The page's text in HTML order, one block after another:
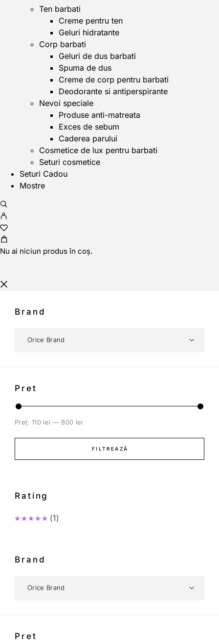
Ten barbati
Creme pentru ten
Geluri hidratante
Corp barbati
Geluri de dus barbati
Spuma de dus
Creme de corp pentru barbati
Deodorante si antiperspirante
Nevoi speciale
Produse anti-matreata
Exces de sebum
Caderea parului
Cosmetice de lux pentru barbati
Seturi cosmetice
Seturi Cadou
Mostre
Nu ai niciun produs în coș.
Brand
Pret
FILTREAZĂ
Preț: 110 lei — 800 lei
Rating
Evaluat la
(1)
Brand
Pret